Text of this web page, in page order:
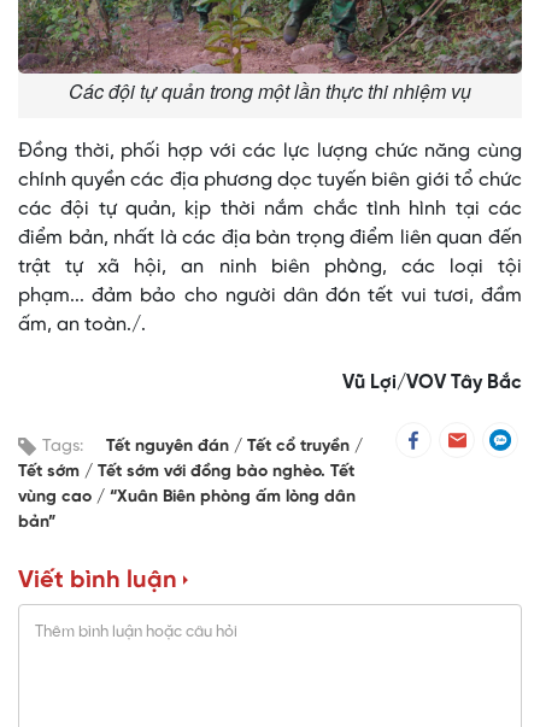
Các đội tự quản trong một lần thực thi nhiệm vụ
Đồng thời, phối hợp với các lực lượng chức năng cùng
chính quyền các địa phương dọc tuyến biên giới tổ chức
các đội tự quản, kịp thời nắm chắc tình hình tại các
điểm bản, nhất là các địa bàn trọng điểm liên quan đến
trật tự xã hội, an ninh biên phòng, các loại tội
phạm... đảm bảo cho người dân đón tết vui tươi, đầm
ấm, an toàn./.
Vũ Lợi/VOV Tây Bắc
Tags: Tết nguyên đán
Tết cổ truyền
Tết sớm
Tết sớm với đồng bào nghèo. Tết
vùng cao
“Xuân Biên phòng ấm lòng dân
bản”
Viết bình luận